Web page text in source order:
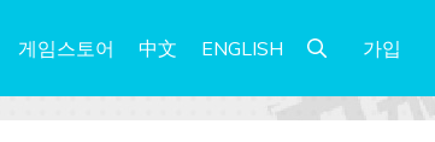
게임스토어 中文 ENGLISH 가입